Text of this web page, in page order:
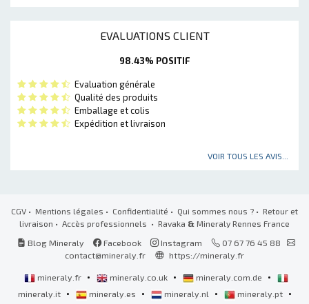
EVALUATIONS CLIENT
98.43% POSITIF
Evaluation générale
Qualité des produits
Emballage et colis
Expédition et livraison
VOIR TOUS LES AVIS...
CGV • Mentions légales • Confidentialité • Qui sommes nous ? • Retour et
livraison • Accès professionnels • Ravaka & Mineraly Rennes France
Blog Mineraly
Facebook Instagram
07 67 76 45 88
contact@mineraly.fr
https://mineraly.fr
mineraly.fr • mineraly.co.uk • mineraly.com.de •
mineraly.it • mineraly.es • mineraly.nl • mineraly.pt •